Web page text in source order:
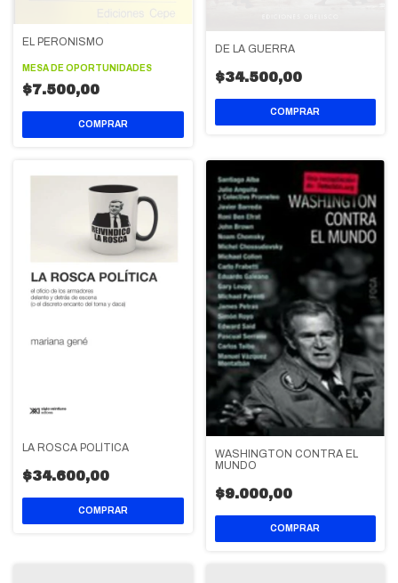
EL PERONISMO
MESA DE OPORTUNIDADES
$7.500,00
DE LA GUERRA
$34.500,00
LA ROSCA POLÍTICA
$34.600,00
WASHINGTON CONTRA EL
MUNDO
$9.000,00